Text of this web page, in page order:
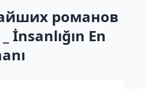
On R... романов
İnsanlığın En